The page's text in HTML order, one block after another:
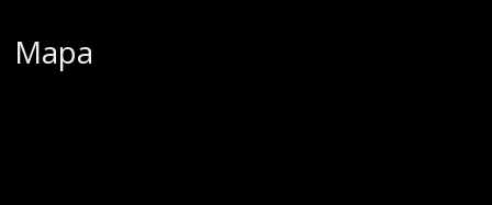
Mapa